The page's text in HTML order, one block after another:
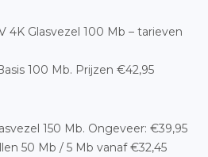
4K Glasvezel 100 Mb – tarieven
100 Mb. Prijzen €42,95
150 Mb. Ongeveer: €39,95
50 Mb / 5 Mb vanaf €32,45